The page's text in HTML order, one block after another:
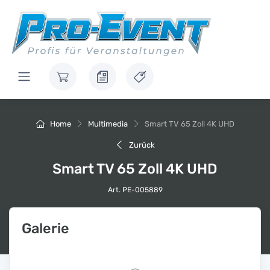
Home Multimedia Smart TV 65 Zoll 4K UHD
Zurück
Smart TV 65 Zoll 4K UHD
Art. PE-005889
Galerie